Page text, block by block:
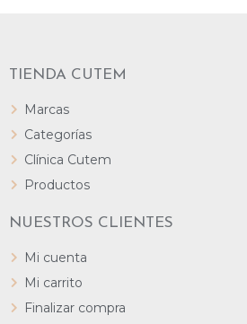
TIENDA CUTEM
Marcas
Categorías
Clínica Cutem
Productos
NUESTROS CLIENTES
Mi cuenta
Mi carrito
Finalizar compra